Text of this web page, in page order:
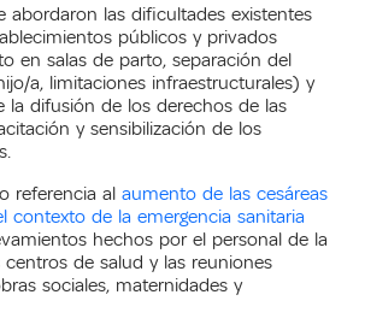
abordaron las dificultades existentes
públicos y privados
en salas de parto, separación del
a, limitaciones infraestructurales) y
la difusión de los derechos de las
y sensibilización de los
referencia al aumento de las cesáreas
contexto de la emergencia sanitaria
hechos por el personal de la
de salud y las reuniones
sociales, maternidades y